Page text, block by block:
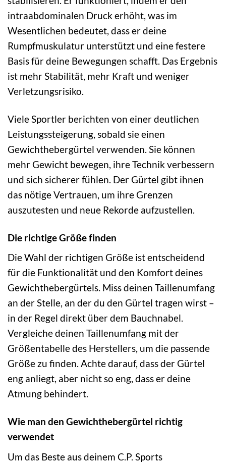
intraabdominalen Druck erhöht, was im
Wesentlichen bedeutet, dass er deine
Rumpfmuskulatur unterstützt und eine festere
Basis für deine Bewegungen schafft. Das Ergebnis
ist mehr Stabilität, mehr Kraft und weniger
Verletzungsrisiko.
Viele Sportler berichten von einer deutlichen
Leistungssteigerung, sobald sie einen
Gewichthebergürtel verwenden. Sie können
mehr Gewicht bewegen, ihre Technik verbessern
und sich sicherer fühlen. Der Gürtel gibt ihnen
das nötige Vertrauen, um ihre Grenzen
auszutesten und neue Rekorde aufzustellen.
Die richtige Größe finden
Die Wahl der richtigen Größe ist entscheidend
für die Funktionalität und den Komfort deines
Gewichthebergürtels. Miss deinen Taillenumfang
an der Stelle, an der du den Gürtel tragen wirst –
in der Regel direkt über dem Bauchnabel.
Vergleiche deinen Taillenumfang mit der
Größentabelle des Herstellers, um die passende
Größe zu finden. Achte darauf, dass der Gürtel
eng anliegt, aber nicht so eng, dass er deine
Atmung behindert.
Wie man den Gewichthebergürtel richtig
verwendet
Um das Beste aus deinem C.P. Sports